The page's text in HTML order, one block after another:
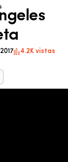
4.2K vistas